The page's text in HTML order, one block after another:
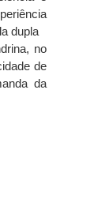
dupla
no
de
da